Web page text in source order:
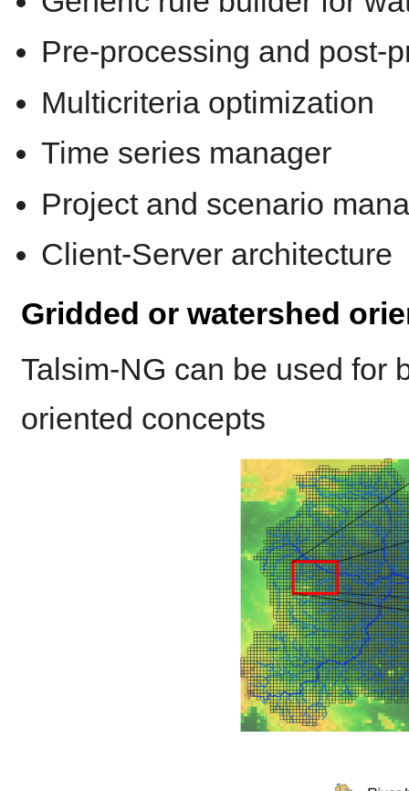
Pre-processing and post-
Multicriteria optimization
Time series manager
Project and scenario
Client-Server architecture
Gridded or watershed
Talsim-NG can be used for
oriented concepts